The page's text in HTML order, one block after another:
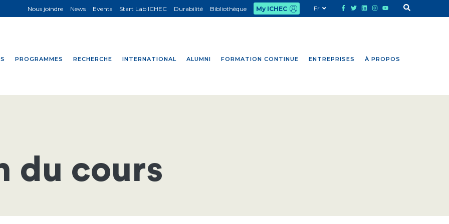
PROGRAMMES RECHERCHE INTERNATIONAL ALUMNI FORMATION CONTINUE ENTREPRISES À PROPOS
Nous joindre News Events Start Lab ICHEC Durabilité Bibliothèque My ICHEC Fr
du cours